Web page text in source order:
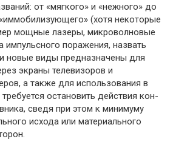
от «мягкого» и «неж­ного» до
(хотя некоторые
мощные лазеры, мик­роволновые
импульсного пораже­ния, назвать
новые виды предназ­начены для
экраны телевизоров и
а также для использования в
требуется остановить действия кон­
сведя при этом к минимуму
исхода или материального